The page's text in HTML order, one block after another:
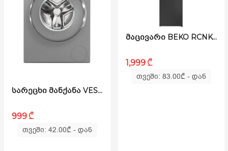
ᲡᲐᲠᲔᲪᲮᲘ ᲛᲐᲜᲥᲐᲜᲐ VESTEL - W812T2TDS
999 ₾
თვეში: 42.00₾- დან
ᲛᲐᲪᲘᲕᲐᲠᲘ BEKO RCNK400E20ZXR
1,999 ₾
თვეში: 83.00₾- დან